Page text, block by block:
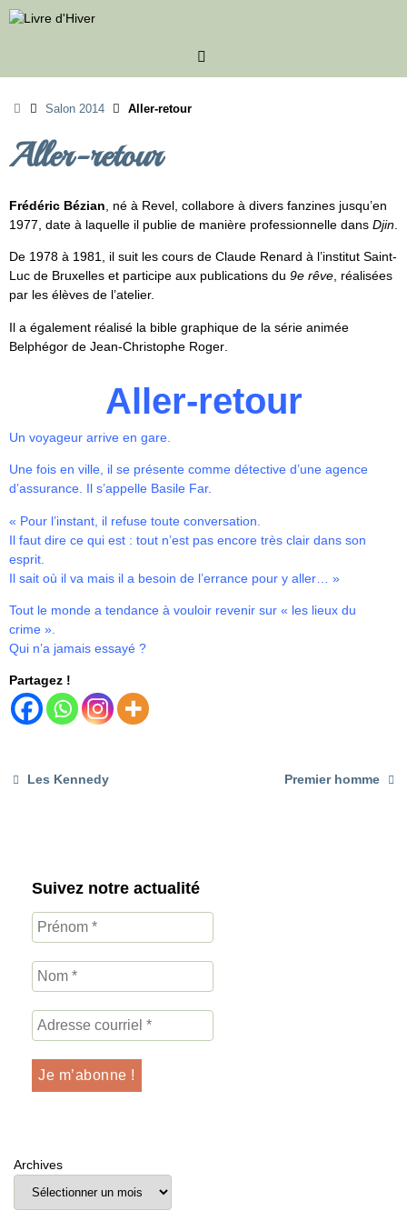
Passer
au
AccueilSalon 2014 Aller-retour
Aller-retour
Frédéric Bézian , né à Revel, collabore à divers fanzines jusqu’en
1977, date à laquelle il publie de manière professionnelle dans Djin
De 1978 à 1981, il suit les cours de Claude Renard à l’institut Saint-
Luc de Bruxelles et participe aux publications du 9e rêve, réalisées
par les élèves de l’atelier.
Il a également réalisé la bible graphique de la série animée
Belphégor de Jean-Christophe Roger
Aller-retour
Un voyageur arrive en gare.
Une fois en ville, il se présente comme détective d’une agence
d’assurance. Il s’appelle Basile Far.
« Pour l’instant, il refuse toute conversation.
Il faut dire ce qui est : tout n’est pas encore très clair dans son
esprit.
Il sait où il va mais il a besoin de l’errance pour y aller… »
Tout le monde a tendance à vouloir revenir sur « les lieux du
crime ».
Qui n’a jamais essayé ?
Partagez !
Les Kennedy Premier homme
Suivez notre actualité
Archives